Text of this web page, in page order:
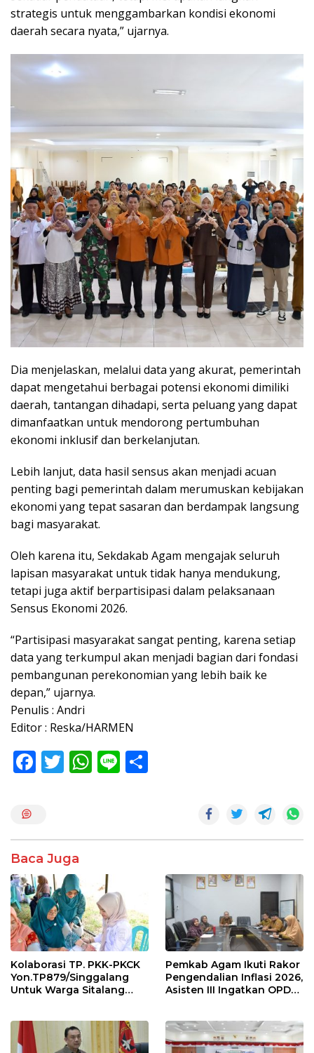
strategis untuk menggambarkan kondisi ekonomi
daerah secara nyata,” ujarnya.
Dia menjelaskan, melalui data yang akurat, pemerintah
dapat mengetahui berbagai potensi ekonomi dimiliki
daerah, tantangan dihadapi, serta peluang yang dapat
dimanfaatkan untuk mendorong pertumbuhan
ekonomi inklusif dan berkelanjutan.
Lebih lanjut, data hasil sensus akan menjadi acuan
penting bagi pemerintah dalam merumuskan kebijakan
ekonomi yang tepat sasaran dan berdampak langsung
bagi masyarakat.
Oleh karena itu, Sekdakab Agam mengajak seluruh
lapisan masyarakat untuk tidak hanya mendukung,
tetapi juga aktif berpartisipasi dalam pelaksanaan
Sensus Ekonomi 2026.
“Partisipasi masyarakat sangat penting, karena setiap
data yang terkumpul akan menjadi bagian dari fondasi
pembangunan perekonomian yang lebih baik ke
depan,” ujarnya.
Penulis : Andri
Editor : Reska/HARMEN
F
o
o
k
T W
p
p
Li
Baca Juga
Kolaborasi TP. PKK-PKCK
Yon.TP879/Singgalang
Untuk Warga Sitalang
Pemkab Agam Ikuti Rakor
Pengendalian Inflasi 2026,
Asisten III Ingatkan OPD